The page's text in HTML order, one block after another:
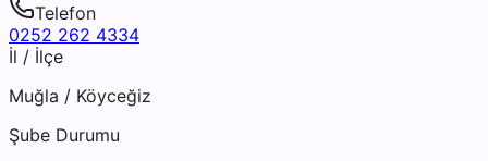
Telefon
0252 262 4334
İl / İlçe
Muğla / Köyceğiz
Şube Durumu